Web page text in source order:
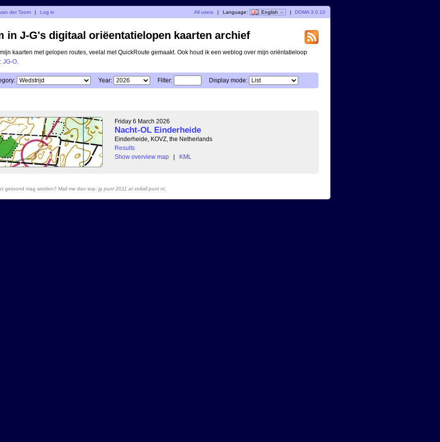
der Toorn | Log in All users | Language: English | DOMA 3.0.10
in J-G's digitaal oriëentatielopen kaarten archief
kaarten met gelopen routes, veelal met QuickRoute gemaakt. Ook houd ik een weblog over mijn oriëntatieloop
JG-O
Year: Filter: Display mode:
Friday 6 March 2026
Nacht-OL Einderheide
Einderheide, KOVZ, the Netherlands
Results
Show overview map
| KML
getoond mag worden? Mail me dan svp: jg punt 2011 at xs4all punt nl.